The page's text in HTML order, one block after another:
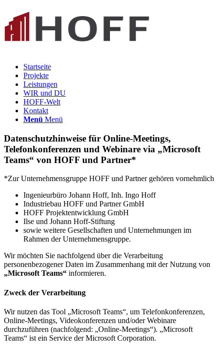
Startseite
Projekte
Leistungen
WIR und DU
HOFF-Welt
Kontakt
Menü Menü
Datenschutzhinweise für Online-Meetings,
Telefonkonferenzen und Webinare via „Microsoft
Teams“ von HOFF und Partner*
*Zur Unternehmensgruppe HOFF und Partner gehören vornehmlich
Ingenieurbüro Johann Hoff, Inh. Ingo Hoff
Industriebau HOFF und Partner GmbH
HOFF Projektentwicklung GmbH
Ilse und Johann Hoff-Stiftung
sowie weitere Gesellschaften und Unternehmungen im
Rahmen der Unternehmensgruppe.
Wir möchten Sie nachfolgend über die Verarbeitung
personenbezogener Daten im Zusammenhang mit der Nutzung von
„Microsoft Teams“ informieren.
Zweck der Verarbeitung
Wir nutzen das Tool „Microsoft Teams“, um Telefonkonferenzen,
Online-Meetings, Videokonferenzen und/oder Webinare
durchzuführen (nachfolgend: „Online-Meetings“). „Microsoft
Teams“ ist ein Service der Microsoft Corporation.